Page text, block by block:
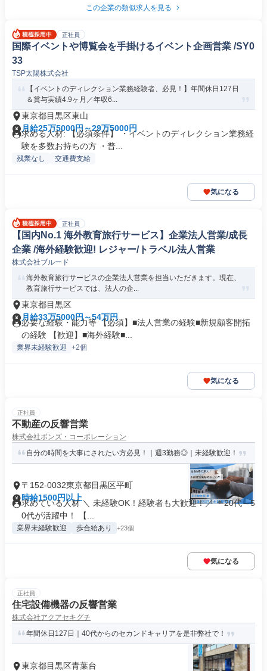
この企業の類似求人を見る
正社員
国際イベントや博覧会を手掛けるイベント企画営業 /SY0
33
TSP太陽株式会社
【イベントのディレクション業務経験者、必見！】年間休日127日
＆賞与実績4.9ヶ月／年収6...
東京都目黒区東山
月給25万5000円～29万5000円
求める人材: 【必須条件】 ・イベントのディレクション業務経
験を多数お持ちの方 ・普...
残業なし 交通費支給
気になる
正社員
【国内No.1 海外教育旅行サービス】企業法人営業/成長
企業 /海外経験歓迎! レジャー/トラベル法人営業
株式会社ブルード
海外教育旅行サービスの企業法人営業を担当いただきます。現在、
教育旅行サービスでは、法人の企...
東京都目黒区
月給33万5000円～54万円
必要な経験・能力等 【必須】■法人営業の経験■新規顧客開拓
の経験 【歓迎】■海外経験■...
業界未経験歓迎 +2個
気になる
正社員
不動産の反響営業
株式会社ボンズ・コーポレーション
自分の時間を大事にされたい方必見！｜週3勤務◎｜未経験歓迎！
〒152-0032東京都目黒区平町
時給1500円以上
求めている人材 ＼ 未経験OK！経験者も大歓迎！／ ＊20代～5
0代が活躍中！ 【...
業界未経験歓迎 歩合給あり +23個
気になる
正社員
住宅設備機器の反響営業
株式会社アクアセキグチ
年間休日127日｜40代からのセカンドキャリアを是非弊社で！
東京都目黒区青葉台